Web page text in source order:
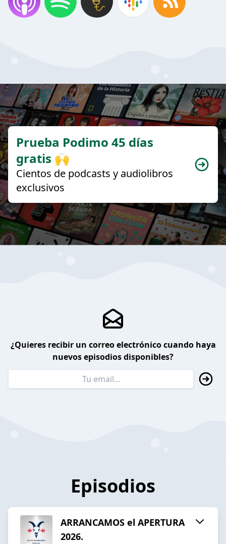
Prueba Podimo 45 días
gratis 🙌
Cientos de podcasts y audiolibros
exclusivos
¿Quieres recibir un correo electrónico cuando haya
nuevos episodios disponibles?
Episodios
ARRANCAMOS el APERTURA
2026.